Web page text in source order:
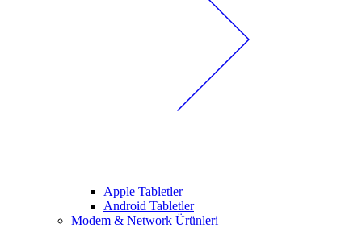
Apple Tabletler
Android Tabletler
Modem & Network Ürünleri